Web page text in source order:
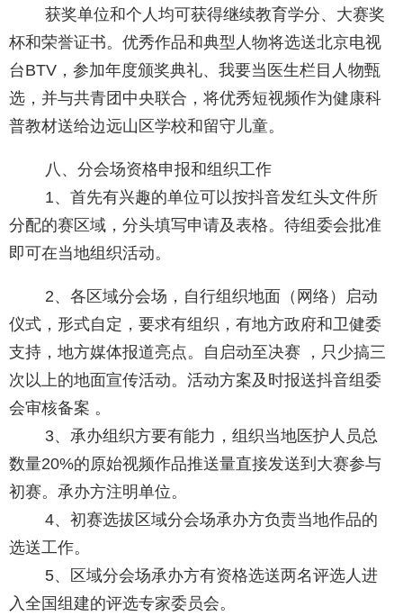
获奖单位和个人均可获得继续教育学分、大赛奖
杯和荣誉证书。优秀作品和典型人物将选送北京电视
台BTV，参加年度颁奖典礼、我要当医生栏目人物甄
选，并与共青团中央联合，将优秀短视频作为健康科
普教材送给边远山区学校和留守儿童。
八、分会场资格申报和组织工作
1、首先有兴趣的单位可以按抖音发红头文件所
分配的赛区域，分头填写申请及表格。待组委会批准
即可在当地组织活动。
2、各区域分会场，自行组织地面（网络）启动
仪式，形式自定，要求有组织，有地方政府和卫健委
支持，地方媒体报道亮点。自启动至决赛 ，只少搞三
次以上的地面宣传活动。活动方案及时报送抖音组委
会审核备案 。
3、承办组织方要有能力，组织当地医护人员总
数量20%的原始视频作品推送量直接发送到大赛参与
初赛。承办方注明单位。
4、初赛选拔区域分会场承办方负责当地作品的
选送工作。
5、区域分会场承办方有资格选送两名评选人进
入全国组建的评选专家委员会。